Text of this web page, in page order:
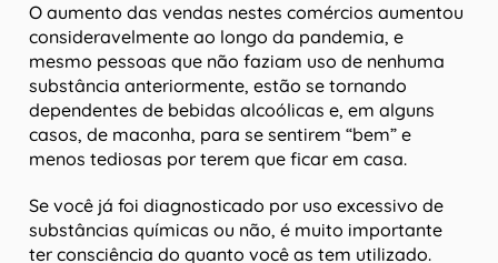
O aumento das vendas nestes comércios aumentou
consideravelmente ao longo da pandemia, e
mesmo pessoas que não faziam uso de nenhuma
substância anteriormente, estão se tornando
dependentes de bebidas alcoólicas e, em alguns
casos, de maconha, para se sentirem “bem” e
menos tediosas por terem que ficar em casa.
Se você já foi diagnosticado por uso excessivo de
substâncias químicas ou não, é muito importante
ter consciência do quanto você as tem utilizado.